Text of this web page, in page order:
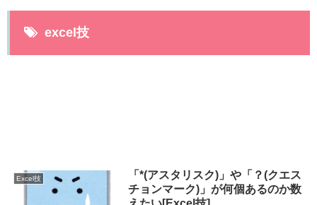
excel技
Excel技
「*(アスタリスク)」や「？(クエス
チョンマーク)」が何個あるのか数